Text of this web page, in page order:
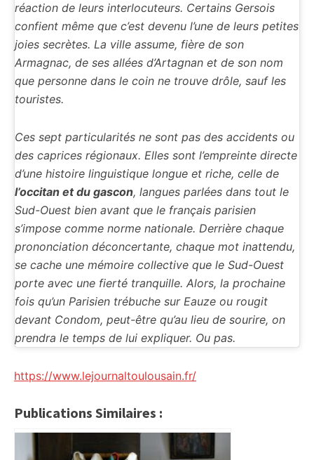
réaction de leurs interlocuteurs. Certains Gersois
confient même que c’est devenu l’une de leurs petites
joies secrètes. La ville assume, fière de son
Armagnac, de ses allées d’Artagnan et de son nom
que personne dans le coin ne trouve drôle, sauf les
touristes.
Ces sept particularités ne sont pas des accidents ou
des caprices régionaux. Elles sont l’empreinte directe
d’une histoire linguistique longue et riche, celle de
l’occitan et du gascon, langues parlées dans tout le
Sud-Ouest bien avant que le français parisien
s’impose comme norme nationale. Derrière chaque
prononciation déconcertante, chaque mot inattendu,
se cache une mémoire collective que le Sud-Ouest
porte avec une fierté tranquille. Alors, la prochaine
fois qu’un Parisien trébuche sur Eauze ou rougit
devant Condom, peut-être qu’au lieu de sourire, on
prendra le temps de lui expliquer. Ou pas.
https://www.lejournaltoulousain.fr/
Publications Similaires :